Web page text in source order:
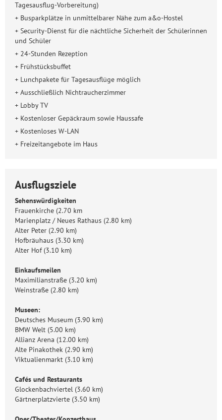
Tagesausflug-Vorbereitung)
+ Busparkplätze in unmittelbarer Nähe zum a&o-Hostel
+ Security-Dienst für die nächtliche Sicherheit der Schülerinnen
und Schüler
+ 24-Stunden Rezeption
+ Frühstücksbuffet
+ Lunchpakete für Tagesausflüge möglich
+ Ausschließlich Nichtraucherzimmer
+ Lobby TV
+ Kostenloser Gepäckraum sowie Haussafe
+ Kostenloses W-LAN
+ Freizeitangebote im Haus
Ausflugsziele
Sehenswürdigkeiten
Frauenkirche (2.70 km
Marienplatz / Neues Rathaus (2.80 km)
Alter Peter (2.90 km)
Hofbräuhaus (3.30 km)
Alter Hof (3.10 km)
Einkaufsmeilen
Maximilianstraße (3.20 km)
Weinstraße (2.80 km)
Museen:
Deutsches Museum (3.90 km)
BMW Welt (5.00 km)
Allianz Arena (12.00 km)
Alte Pinakothek (2.90 km)
Viktualienmarkt (3.10 km)
Cafés und Restaurants
Glockenbachviertel (3.60 km)
Gärtnerplatzvierte (3.50 km)